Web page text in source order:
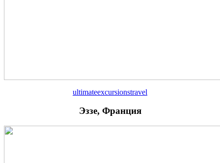
ultimateexcursionstravel
Эззе, Франция